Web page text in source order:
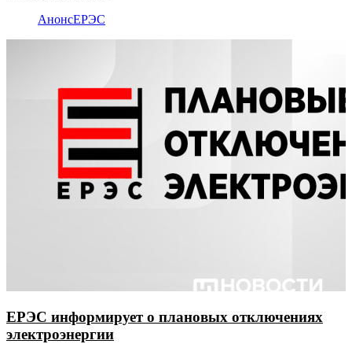
АнонсЕРЭС
ЕРЭС информирует о плановых отключениях
электроэнергии